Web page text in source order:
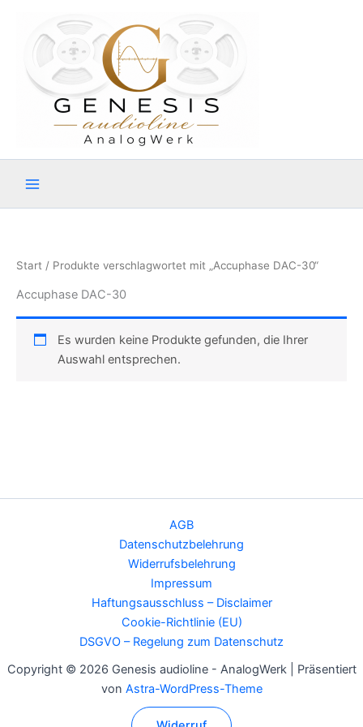
springen
Start / Produkte verschlagwortet mit „Accuphase DAC-30“
Accuphase DAC-30
Es wurden keine Produkte gefunden, die Ihrer
Auswahl entsprechen.
AGB
Datenschutzbelehrung
Widerrufsbelehrung
Impressum
Haftungsausschluss – Disclaimer
Cookie-Richtlinie (EU)
DSGVO – Regelung zum Datenschutz
Copyright © 2026 Genesis audioline - AnalogWerk | Präsentiert
von Astra-WordPress-Theme